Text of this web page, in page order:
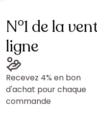
N°1 de la
ligne
Recevez 4% en bon
d'achat pour chaque
commande